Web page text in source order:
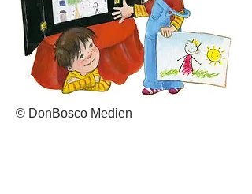
© DonBosco Medien